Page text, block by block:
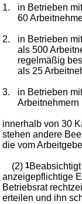
1.
in Betrieben
60
2.
in Betrieben
als 500
regelmäßig
als 25
3.
in Betrieben
Arbeitnehmern
innerhalb von 30
stehen andere
die vom
(2)1
anzeigepflichtige
Betriebsrat
erteilen und ihn